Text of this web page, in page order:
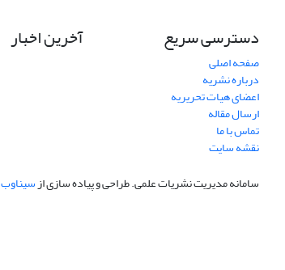
دسترسی سریع
صفحه اصلی
درباره نشریه
اعضای هیات تحریریه
ارسال مقاله
تماس با ما
نقشه سایت
آخرین اخبار
سامانه مدیریت نشریات علمی.طراحی و پیاده سازی ازسیناوب